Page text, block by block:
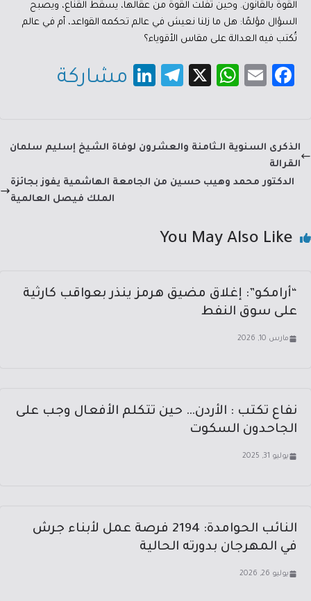
القوة بالقانون. وحين تفلت القوة من عقالها، يسقط القناع، ويصبح
السؤال مؤلمًا: هل ما زلنا نعيش في عالم تحكمه القواعد، أم في عالم
تُكتب فيه العدالة على مقاس الأقوياء؟
Fa
b
o
ok
E
W
sA
p
X
Te
a
Li
dI
مشاركة
الذكرى السنوية الـثامنة والعشرون لوفاة الشيخ إسليم سلمان
القرالة
الدكتور محمد وهيب حسين من الجامعة الهاشمية يفوز بجائزة
الملك فيصل العالمية
You May Also Like
“أرامكو”: إغلاق مضيق هرمز ينذر بعواقب كارثية
على سوق النفط
مارس 10, 2026
نفاع تكتب : الأردن… حين تتكلم الأفعال وجب على
الجاحدون السكوت
يوليو 31, 2025
النائب الحوامدة: 2194 فرصة عمل لأبناء جرش
في المهرجان بدورته الحالية
يوليو 26, 2026